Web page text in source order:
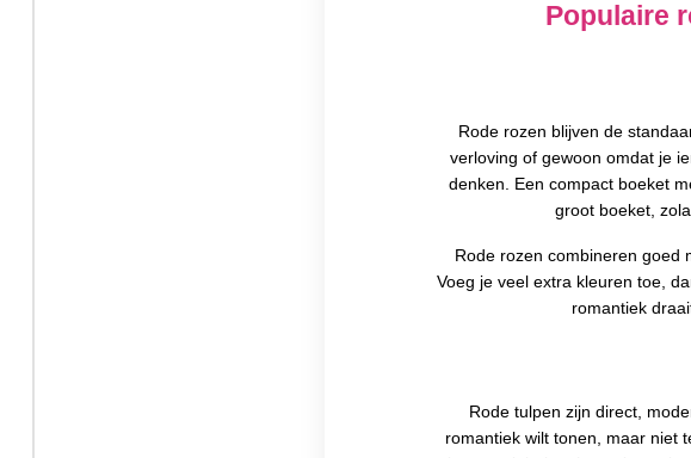
Populaire
Rode rozen blijven de
verloving of gewoon omdat je
denken. Een compact boeket
groot boeket,
Rode rozen combineren goed
Voeg je veel extra kleuren toe,
romantiek
Rode tulpen zijn direct,
romantiek wilt tonen, maar niet